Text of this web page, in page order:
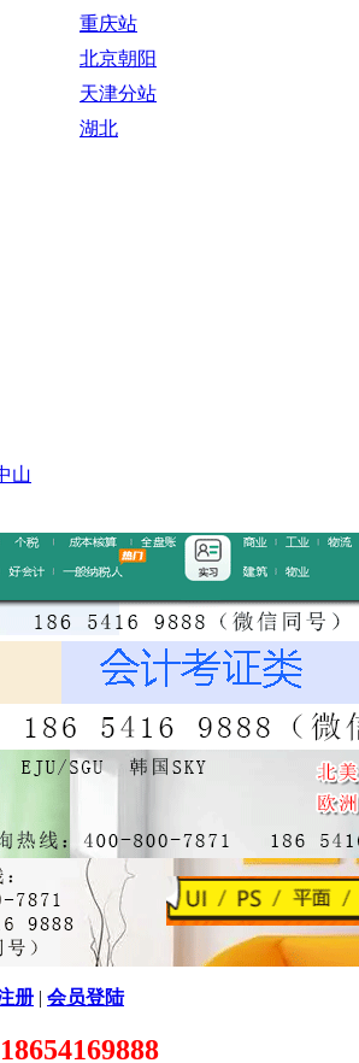
重庆站
北京朝阳
天津分站
湖北
山
册 | 会员登陆